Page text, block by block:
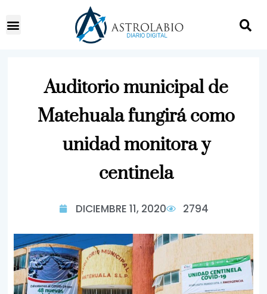
Auditorio municipal de
Matehuala fungirá como
unidad monitora y
centinela
DICIEMBRE 11, 2020 2794